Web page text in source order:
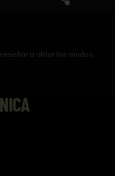
a ablar los mudos